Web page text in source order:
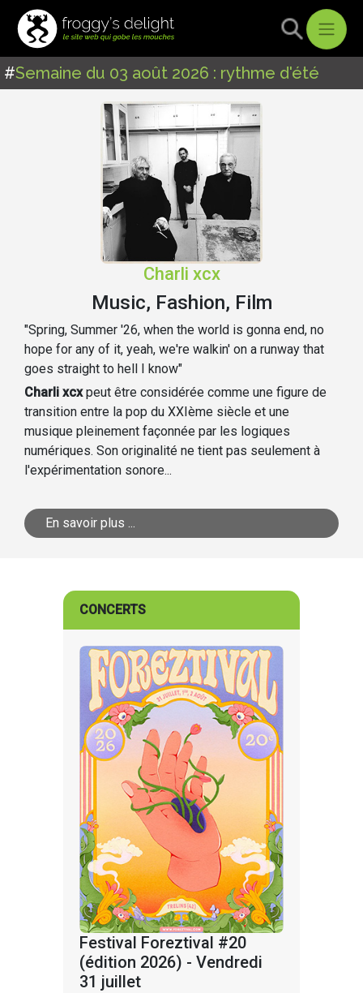
#Semaine du 03 août 2026 : rythme d'été
Charli xcx
Music, Fashion, Film
"Spring, Summer '26, when the world is gonna end, no
hope for any of it, yeah, we're walkin' on a runway that
goes straight to hell I know"
Charli xcxpeut être considérée comme une figure de
transition entre la pop du XXIème siècle et une
musique pleinement façonnée par les logiques
numériques. Son originalité ne tient pas seulement à
l'expérimentation sonore...
En savoir plus ...
CONCERTS
Festival Foreztival #20
(édition 2026) - Vendredi
31 juillet